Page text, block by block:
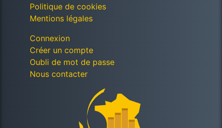
Politique de cookies
Mentions légales
Connexion
Créer un compte
Oubli de mot de passe
Nous contacter